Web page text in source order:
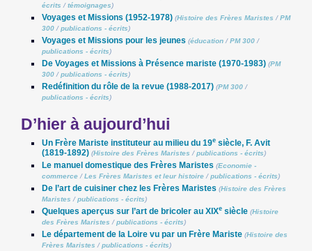
écrits /témoignages)
Voyages et Missions (1952-1978) (Histoire des Frères Maristes /PM
300 /publications - écrits)
Voyages et Missions pour les jeunes (éducation /PM 300 /
publications - écrits)
De Voyages et Missions à Présence mariste (1970-1983) (PM
300 /publications - écrits)
Redéfinition du rôle de la revue (1988-2017) (PM 300 /
publications - écrits)
D’hier à aujourd’hui
Un Frère Mariste instituteur au milieu du 19e siècle, F. Avit
(1819-1892) (Histoire des Frères Maristes /publications - écrits)
Le manuel domestique des Frères Maristes (Economie -
commerce /Les Frères Maristes et leur histoire /publications - écrits)
De l’art de cuisiner chez les Frères Maristes (Histoire des Frères
Maristes /publications - écrits)
Quelques aperçus sur l’art de bricoler au XIXe siècle (Histoire
des Frères Maristes /publications - écrits)
Le département de la Loire vu par un Frère Mariste (Histoire des
Frères Maristes /publications - écrits)